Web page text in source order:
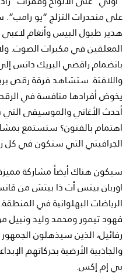
على منحدرات التزلج “يو رامب”.
هدير طبول البيس وأنغام لاعبي
المعلقين في مكبرات الصوت.
بانضمام راقصي البريك دانس
واللافتة. ستشاهد فرقة رقص
يخوض أفرادها منافسة في
أحدث الأغاني والموسيقى
اهتمام بالفنون؟ ستستمع
الجرافيتي التي ستكون في كل
سيكون هناك أيضاً مشاركة مميزة
اوربان بيتس أت ذا بيتش من
الرياضات البهلوانية في
فهود تيمور ومحمد وليد ونبيل
رفائيل، الذين سيذهلون الجمهور
والجاذبية الأرضية بحركاتهم
بي إم إكس.